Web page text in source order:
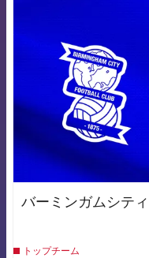
バーミンガムシテ
トップチーム